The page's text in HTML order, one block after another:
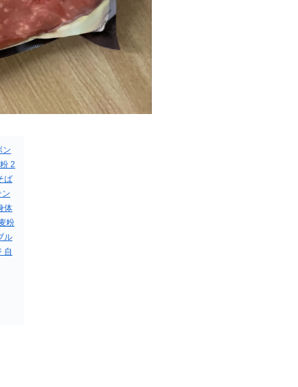
ン
2
ば
体
粉
ル
自